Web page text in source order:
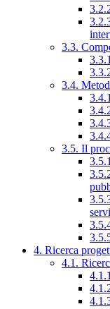
3.3.
3.4.
3.5. Il
4. Ricerca
4.1.